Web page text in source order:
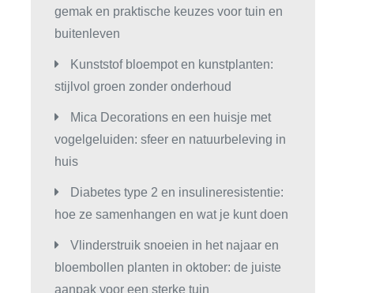
gemak en praktische keuzes voor tuin en
buitenleven
Kunststof bloempot en kunstplanten:
stijlvol groen zonder onderhoud
Mica Decorations en een huisje met
vogelgeluiden: sfeer en natuurbeleving in
huis
Diabetes type 2 en insulineresistentie:
hoe ze samenhangen en wat je kunt doen
Vlinderstruik snoeien in het najaar en
bloembollen planten in oktober: de juiste
aanpak voor een sterke tuin